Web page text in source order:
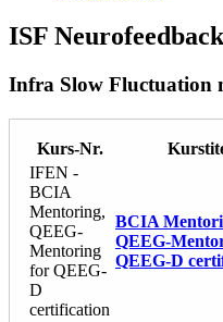
ISF Neurofeedback
Infra Slow Fluctuation
Kurs-Nr.
IFEN -
BCIA
Mentoring,
QEEG-
Mentoring
for QEEG-
D
certification
BCIA
QEEG-
QEEG-D